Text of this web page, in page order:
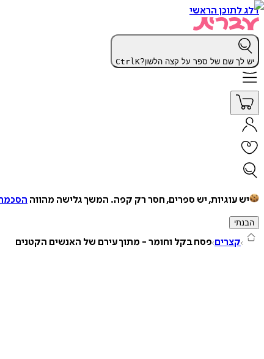
דלג לתוכן הראשי
יש לך שם של ספר על קצה הלשון? CtrlK
יש עוגיות, יש ספרים, חסר רק קפה. המשך גלישה מהווה
הבנתי
קצרים פסח בקל וחומר - מתוך עירם של האנשים הקטנים